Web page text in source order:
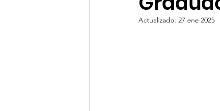
Actualizado: 27 ene 2025